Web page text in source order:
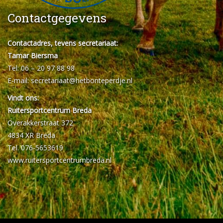
Contactgegevens
Contactadres, tevens secretariaat:
Tamar Biersma
Tel: 06 – 20 97 88 98
E-mail:secretariaat@hetbonteperdje.nl
Vindt ons:
Ruitersportcentrum Breda
Overakkerstraat 372
4834 XR Breda
Tel. 076-5653619
www.ruitersportcentrumbreda.nl